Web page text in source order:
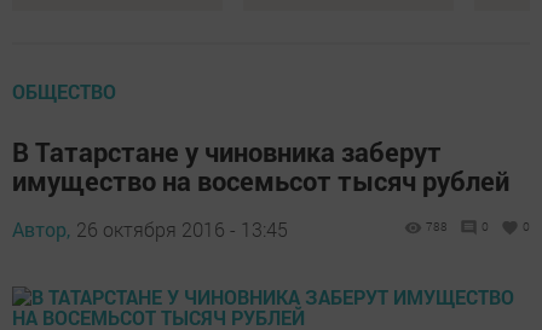
ОБЩЕСТВО
В Татарстане у чиновника заберут
имущество на восемьсот тысяч рублей
Автор, 26 октября 2016 - 13:45 788 0 0